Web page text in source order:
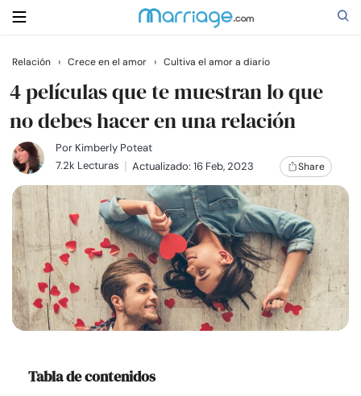
Buscar
Casarse
Relaciones
Familia
Ayuda
Cursos
Recursos
Relación › Crece en el amor › Cultiva el amor a diario
4 películas que te muestran lo que
no debes hacer en una relación
Por Kimberly Poteat
7.2k Lecturas
Actualizado: 16 Feb, 2023 Share
Tabla de contenidos